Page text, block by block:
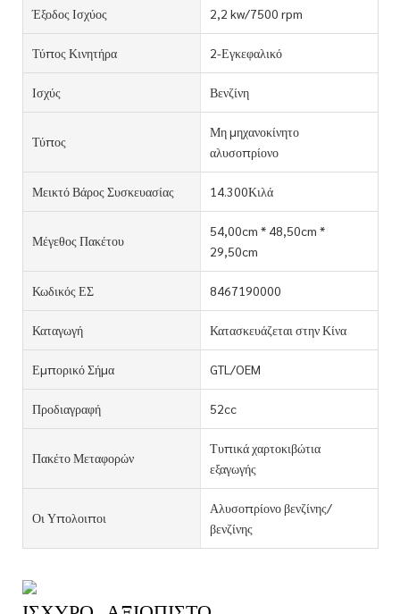
Έξοδος Ισχύος 2,2 kw/7500 rpm
Τύπος Κινητήρα 2-Εγκεφαλικό
Ισχύς Βενζίνη
Τύπος
Μη μηχανοκίνητο
αλυσοπρίονο
Μεικτό Βάρος Συσκευασίας 14.300Κιλά
Μέγεθος Πακέτου
54,00cm * 48,50cm *
29,50cm
Κωδικός ΕΣ 8467190000
Καταγωγή Κατασκευάζεται στην Κίνα
Εμπορικό Σήμα GTL/OEM
Προδιαγραφή 52cc
Πακέτο Μεταφορών
Τυπικά χαρτοκιβώτια
εξαγωγής
Οι Υπολοιποι
Αλυσοπρίονο βενζίνης/
βενζίνης